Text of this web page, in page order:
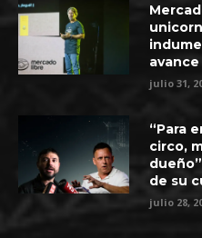
julio 31,
“Para
circo,
de su
julio 28,